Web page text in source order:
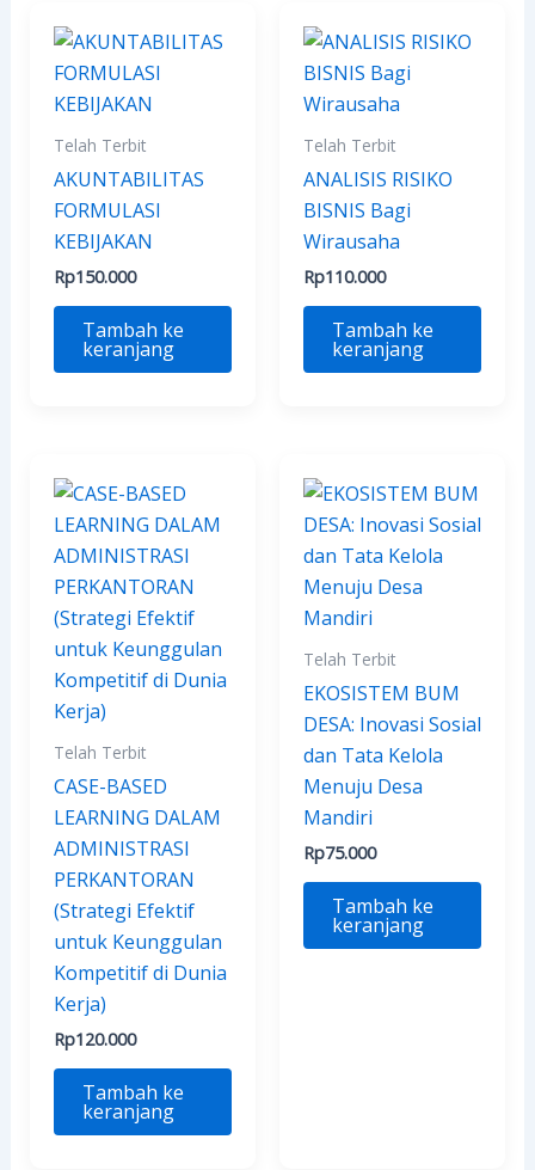
Telah Terbit
AKUNTABILITAS
FORMULASI
KEBIJAKAN
Rp150.000
Tambah ke
keranjang
Telah Terbit
ANALISIS RISIKO
BISNIS Bagi
Wirausaha
Rp110.000
Tambah ke
keranjang
Telah Terbit
CASE-BASED
LEARNING DALAM
ADMINISTRASI
PERKANTORAN
(Strategi Efektif
untuk Keunggulan
Kompetitif di Dunia
Kerja)
Rp120.000
Tambah ke
keranjang
Telah Terbit
EKOSISTEM BUM
DESA: Inovasi Sosial
dan Tata Kelola
Menuju Desa
Mandiri
Rp75.000
Tambah ke
keranjang